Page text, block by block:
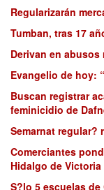
Regularizarán
Tumban, tras 17
Derivan en
Evangelio de hoy:
Buscan registrar
feminicidio de
Semarnat regular?
Comerciantes
Hidalgo de Victoria
S?lo 5 escuelas